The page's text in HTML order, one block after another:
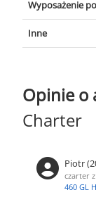
Wyposażenie
Bimini-top|
winda kotwiczna
knagą|
Inne
Przetwornica
Opinie o
Charter
Piotr
czarter
460 GL